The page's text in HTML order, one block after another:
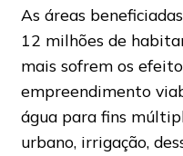
As áreas
12 milhões de
mais sofrem os
empreendimento
água para fins
urbano, irrigação,